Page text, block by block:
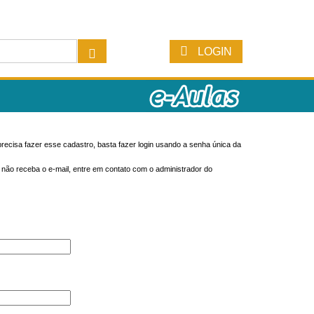
LOGIN
fazer esse cadastro, basta fazer login usando a senha única da
receba o e-mail, entre em contato com o administrador do